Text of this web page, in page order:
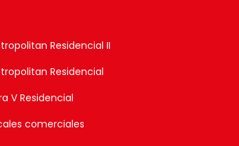
Residencial II
Residencial
V Residencial
comerciales